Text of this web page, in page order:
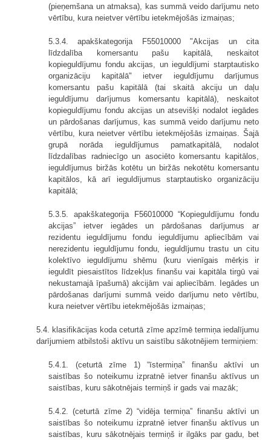
(pieņemšana un atmaksa), kas summā veido darījumu neto
vērtību, kura neietver vērtību ietekmējošās izmaiņas;
5.3.4. apakškategorija F55010000 "Akcijas un cita
līdzdalība komersantu pašu kapitālā, neskaitot
kopieguldījumu fondu akcijas, un ieguldījumi starptautisko
organizāciju kapitālā" ietver ieguldījumu darījumus
komersantu pašu kapitālā (tai skaitā akciju un daļu
ieguldījumu darījumus komersantu kapitālā), neskaitot
kopieguldījumu fondu akcijas un atsevišķi nodalot iegādes
un pārdošanas darījumus, kas summā veido darījumu neto
vērtību, kura neietver vērtību ietekmējošās izmaiņas. Šajā
grupā norāda ieguldījumus pamatkapitālā, nodalot
līdzdalības radniecīgo un asociēto komersantu kapitālos,
ieguldījumus biržās kotētu un biržās nekotētu komersantu
kapitālos, kā arī ieguldījumus starptautisko organizāciju
kapitālā;
5.3.5. apakškategorija F56010000 “Kop­ieguldījumu fondu
akcijas” ietver iegādes un pārdošanas darījumus ar
rezidentu ieguldījumu fondu ieguldījumu apliecībām vai
nerezidentu ieguldījumu fondu, ieguldījumu trastu un citu
kolektīvo ieguldījumu shēmu (kuru vienīgais mērķis ir
ieguldīt piesais­tītos līdzekļus finanšu vai kapitāla tirgū vai
nekustamajā īpašumā) akcijām vai apliecībām. Iegādes un
pārdošanas darījumi summā veido darījumu neto vērtību,
kura neietver vērtību ietekmējošās izmaiņas;
5.4. klasifikācijas koda ceturtā zīme apzīmē termiņa iedalījumu
darīju­miem atbilstoši aktīvu un saistību sākotnējiem termiņiem:
5.4.1. (ceturtā zīme 1) “īstermiņa” finanšu aktīvi un
saistības šo noteiku­mu izpratnē ietver finanšu aktīvus un
saistības, kuru sākotnējais termiņš ir gads vai mazāk;
5.4.2. (ceturtā zīme 2) “vidēja termiņa” finanšu aktīvi un
saistības šo noteikumu izpratnē ietver finanšu aktīvus un
saistības, kuru sākotnējais termiņš ir ilgāks par gadu, bet